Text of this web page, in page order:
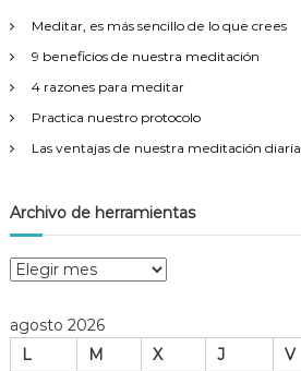
:
Meditar, es más sencillo de lo que crees
9 beneficios de nuestra meditación
4 razones para meditar
Practica nuestro protocolo
Las ventajas de nuestra meditación diaria
Archivo de herramientas
A
h
agosto 2026
L
M X J V